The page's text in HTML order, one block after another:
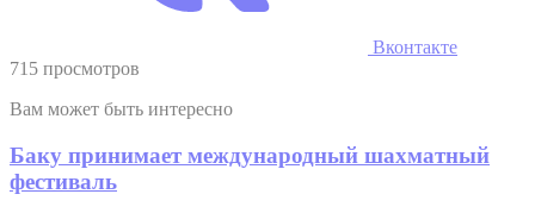
Вконтакте
715 просмотров
Вам может быть интересно
Баку принимает международный шахматный
фестиваль